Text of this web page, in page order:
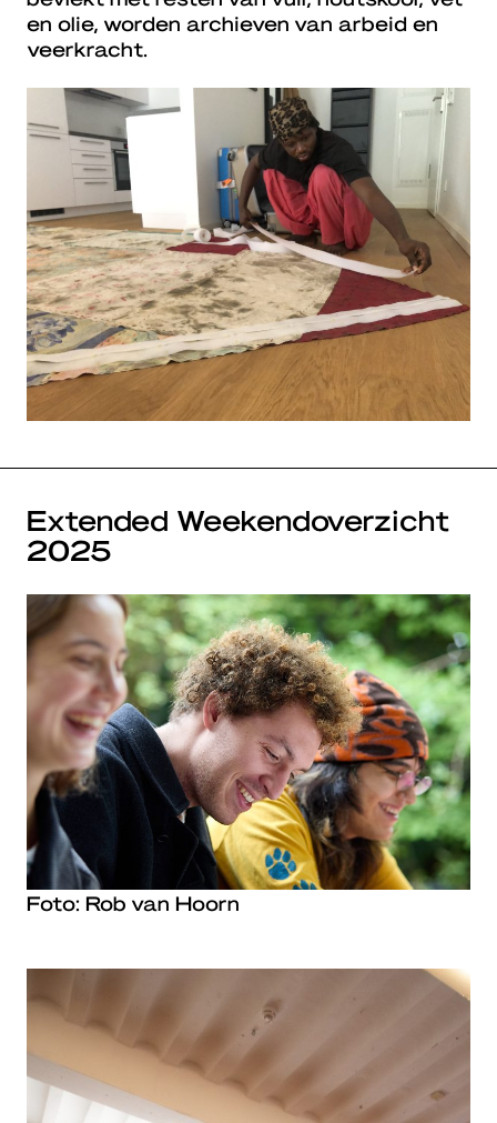
en olie, worden archieven van arbeid en
veerkracht.
Extended Weekendoverzicht
2025
Foto: Rob van Hoorn